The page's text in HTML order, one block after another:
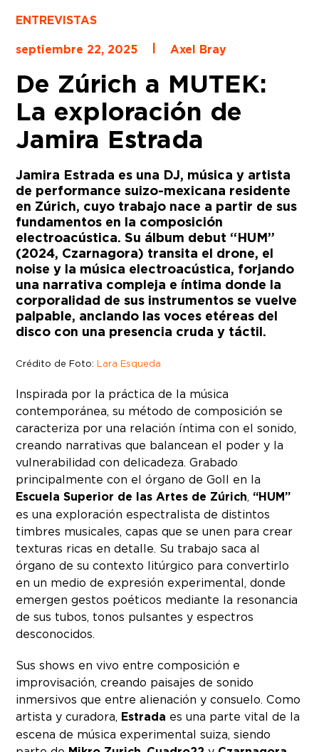
ENTREVISTAS
septiembre 22, 2025
Axel Bray
De Zúrich a MUTEK:
La exploración de
Jamira Estrada
Jamira Estrada es una DJ, música y artista
de performance suizo-mexicana residente
en Zúrich, cuyo trabajo nace a partir de sus
fundamentos en la composición
electroacústica. Su álbum debut “HUM”
(2024, Czarnagora) transita el drone, el
noise y la música electroacústica, forjando
una narrativa compleja e íntima donde la
corporalidad de sus instrumentos se vuelve
palpable, anclando las voces etéreas del
disco con una presencia cruda y táctil.
Crédito de Foto:Lara Esqueda
Inspirada por la práctica de la música
contemporánea, su método de composición se
caracteriza por una relación íntima con el sonido,
creando narrativas que balancean el poder y la
vulnerabilidad con delicadeza. Grabado
principalmente con el órgano de Goll en la
Escuela Superior de las Artes de Zúrich, “HUM”
es una exploración espectralista de distintos
timbres musicales, capas que se unen para crear
texturas ricas en detalle. Su trabajo saca al
órgano de su contexto litúrgico para convertirlo
en un medio de expresión experimental, donde
emergen gestos poéticos mediante la resonancia
de sus tubos, tonos pulsantes y espectros
desconocidos.
Sus shows en vivo entre composición e
improvisación, creando paisajes de sonido
inmersivos que entre alienación y consuelo. Como
artista y curadora, Estrada es una parte vital de la
escena de música experimental suiza, siendo